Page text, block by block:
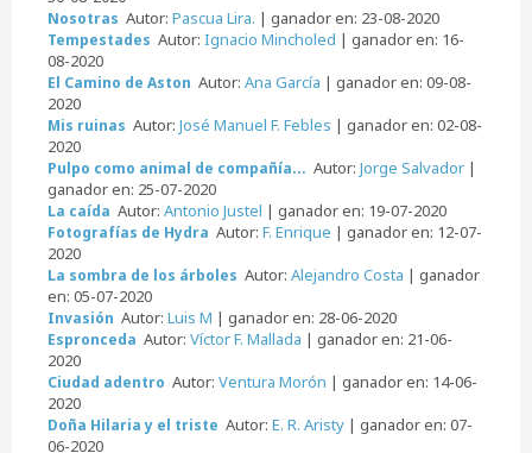
Nosotras Autor: Pascua Lira. | ganador en: 23-08-2020
Tempestades Autor: Ignacio Mincholed | ganador en: 16-
08-2020
El Camino de Aston Autor: Ana García | ganador en: 09-08-
2020
Mis ruinas Autor: José Manuel F. Febles | ganador en: 02-08-
2020
Pulpo como animal de compañía... Autor: Jorge Salvador |
ganador en: 25-07-2020
La caída Autor: Antonio Justel | ganador en: 19-07-2020
Fotografías de Hydra Autor: F. Enrique | ganador en: 12-07-
2020
La sombra de los árboles Autor: Alejandro Costa | ganador
en: 05-07-2020
Invasión Autor: Luis M | ganador en: 28-06-2020
Espronceda Autor: Víctor F. Mallada | ganador en: 21-06-
2020
Ciudad adentro Autor: Ventura Morón | ganador en: 14-06-
2020
Doña Hilaria y el triste Autor: E. R. Aristy | ganador en: 07-
06-2020